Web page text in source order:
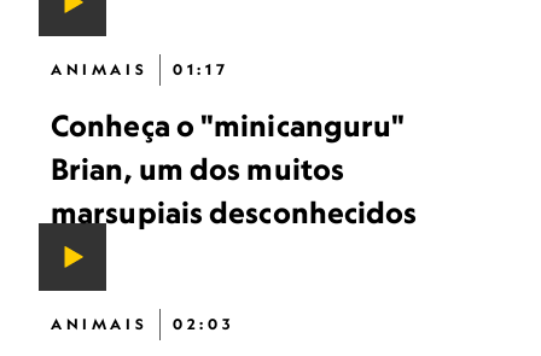
ANIMAIS 01:17
Conheça o "minicanguru"
Brian, um dos muitos
marsupiais desconhecidos
ANIMAIS 02:03